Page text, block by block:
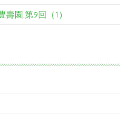
園.第9回（1）